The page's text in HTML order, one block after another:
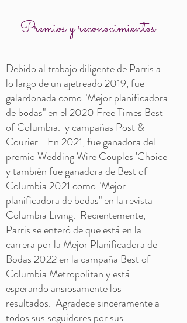
Premios y reconocimientos
Debido al trabajo diligente de Parris a
lo largo de un ajetreado 2019, fue
galardonada como "Mejor planificadora
de bodas" en el 2020 Free Times Best
of Columbia. y campañas Post &
Courier. En 2021, fue ganadora del
premio Wedding Wire Couples 'Choice
y también fue ganadora de Best of
Columbia 2021 como "Mejor
planificadora de bodas" en la revista
Columbia Living. Recientemente,
Parris se enteró de que está en la
carrera por la Mejor Planificadora de
Bodas 2022 en la campaña Best of
Columbia Metropolitan y está
esperando ansiosamente los
resultados. Agradece sinceramente a
todos sus seguidores por sus